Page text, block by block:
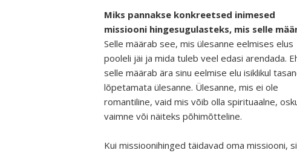
Miks pannakse konkreetsed inimesed
missiooni hingesugulasteks, mis selle
Selle määrab see, mis ülesanne eelmises elus
pooleli jäi ja mida tuleb veel edasi arendada.
selle määrab ära sinu eelmise elu isiklikul
lõpetamata ülesanne. Ülesanne, mis ei ole
romantiline, vaid mis võib olla spirituaalne,
vaimne või näiteks põhimõtteline.
Kui missioonihinged täidavad oma missiooni,